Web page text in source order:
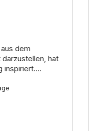
dem
hat
inspiriert.
erhalten Sie